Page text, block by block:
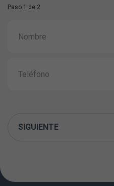
Paso 1 de 2
SIGUIENTE